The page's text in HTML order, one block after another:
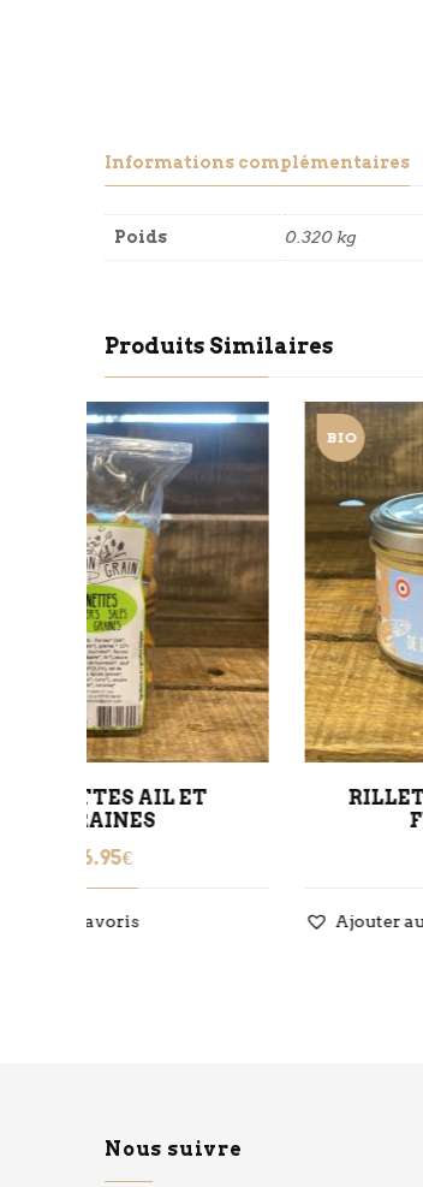
Informations complémentaires
Poids 0.320 kg
Produits Similaires
BIO
RILLETTES DE TRUITE
Ajouter aux favoris
Nous suivre